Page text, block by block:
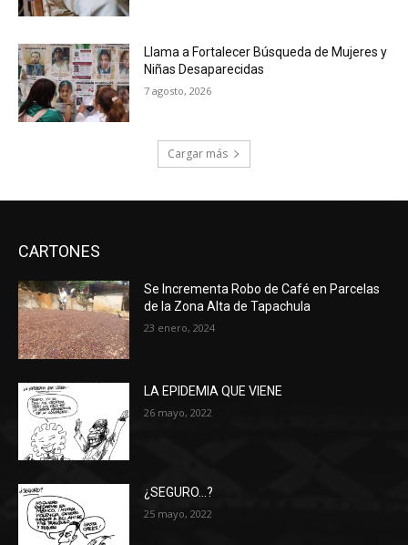
Llama a Fortalecer Búsqueda de Mujeres y
Niñas Desaparecidas
7 agosto, 2026
Cargar más
CARTONES
Se Incrementa Robo de Café en Parcelas
de la Zona Alta de Tapachula
23 enero, 2024
LA EPIDEMIA QUE VIENE
26 mayo, 2022
¿SEGURO…?
25 mayo, 2022